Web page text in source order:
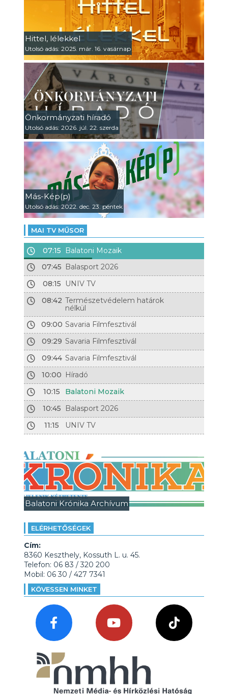
Hittel, lélekkel
Utolsó adás: 2025. már. 16. vasárnap
Önkormányzati híradó
Utolsó adás: 2026. júl. 22. szerda
Más-Kép(p)
Utolsó adás: 2022. dec. 23. péntek
MAI TV MŰSOR
07:15
Balatoni Mozaik
07:45 Balasport 2026
08:15
UNIV TV
08:42 Természetvédelem határok
nélkül
09:00 Savaria Filmfesztivál
09:29 Savaria Filmfesztivál
09:44 Savaria Filmfesztivál
10:00 Híradó
10:15
Balatoni Mozaik
10:45
Balasport 2026
11:15
UNIV TV
Balatoni Krónika Archívum
ELÉRHETŐSÉGEK
Cím:
8360 Keszthely, Kossuth L. u. 45.
Telefon: 06 83 / 320 200
Mobil: 06 30 / 427 7341
KÖVESSEN MINKET